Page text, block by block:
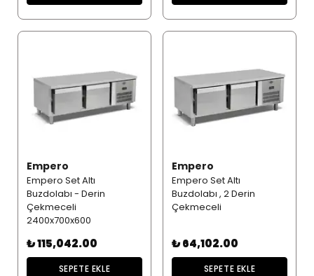
Empero
Empero Set Altı
Buzdolabı - Derin
Çekmeceli
2400x700x600
₺ 115,042.00
SEPETE EKLE
Empero
Empero Set Altı
Buzdolabı , 2 Derin
Çekmeceli
₺ 64,102.00
SEPETE EKLE